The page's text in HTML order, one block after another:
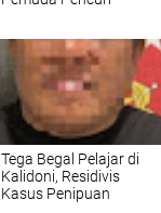
Kosan Sebelah
Rumah Korban
Tega Begal Pelajar di
Kalidoni, Residivis
Kasus Penipuan